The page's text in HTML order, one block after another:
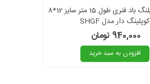
شلنگ / شیلنگ باد فنری طول 15 متر سایز 12*8
کوپلینگ دار مدل SHGF
940,000 تومان
افزودن به سبد خرید